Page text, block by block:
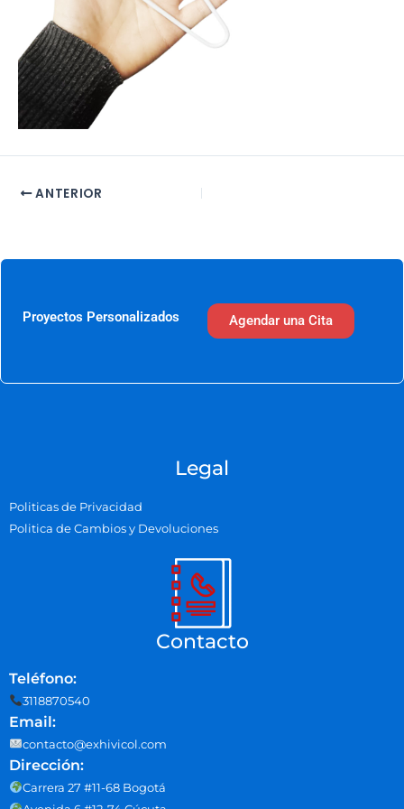
ANTERIOR
Proyectos Personalizados Agendar una Cita
Legal
Politicas de Privacidad
Politica de Cambios y Devoluciones
Contacto
Teléfono:
3118870540
Email:
contacto@exhivicol.com
Dirección:
Carrera 27 #11-68 Bogotá